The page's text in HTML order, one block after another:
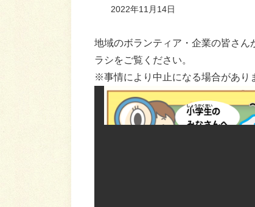
2022年11月14日
地域のボランティア・企業の皆さ
ラシをご覧ください。
※事情により中止になる場合があり